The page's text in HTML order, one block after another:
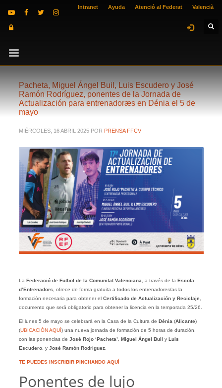
Intranet Ayuda Atenció al Federat Valencià
Pacheta, Miguel Ángel Buil, Luis Escudero y José
Ramón Rodríguez, ponentes de la Jornada de
Actualización para entrenadoræs en Dénia el 5 de
mayo
MIÉRCOLES, 16 ABRIL 2025 POR PRENSA FFCV
La Federació de Futbol de la Comunitat Valenciana , a través de la Escola
d’Entrenadors , ofrece de forma gratuita a todos los entrenadores/as la
formación necesaria para obtener el Certificado de Actualización y Reciclaje,
documento que será obligatorio para obtener la licencia en la temporada 25/26.
El lunes 5 de mayo se celebrará en la Casa de la Cultura de Dénia (Alicante)
(UBICACIÓN AQUÍ) una nueva jornada de formación de 5 horas de duración,
con las ponencias de José Rojo ‘Pacheta’ Miguel Ángel Buil yLuis
Escudero, y José Ramón Rodríguez.
TE PUEDES INSCRIBIR PINCHANDO AQUÍ
Ponentes de lujo